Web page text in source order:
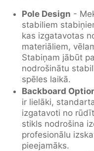
Pole Design -
stabiliem
kas izgatavotas
materiāliem,
Stabiņam jābūt
nodrošinātu
spēles laikā.
Backboard
ir lielāki,
izgatavoti no
stikls nodrošina
profesionālu
pieejamāks.